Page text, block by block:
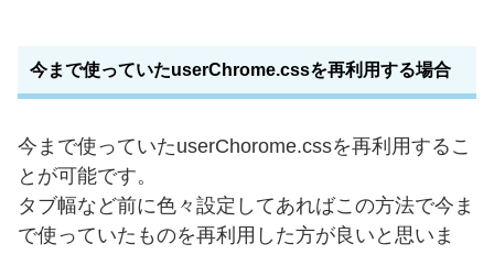
今まで使っていたuserChrome.cssを再利用する場合
今まで使っていたuserChorome.cssを再利用するこ
とが可能です。
タブ幅など前に色々設定してあればこの方法で今ま
で使っていたものを再利用した方が良いと思いま